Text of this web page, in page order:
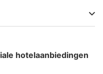
hotelaanbiedingen